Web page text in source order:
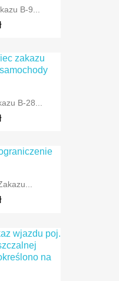
TYLKO ONLINE
B-9...
TYLKO ONLINE
B-28...
TYLKO ONLINE